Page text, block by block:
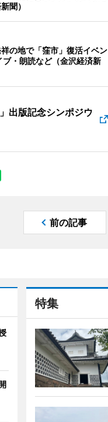
聞）
の地で「窪市」復活イベン
ブ・朗読など（金沢経済新
出版記念シンポジウ
前の記事
特集